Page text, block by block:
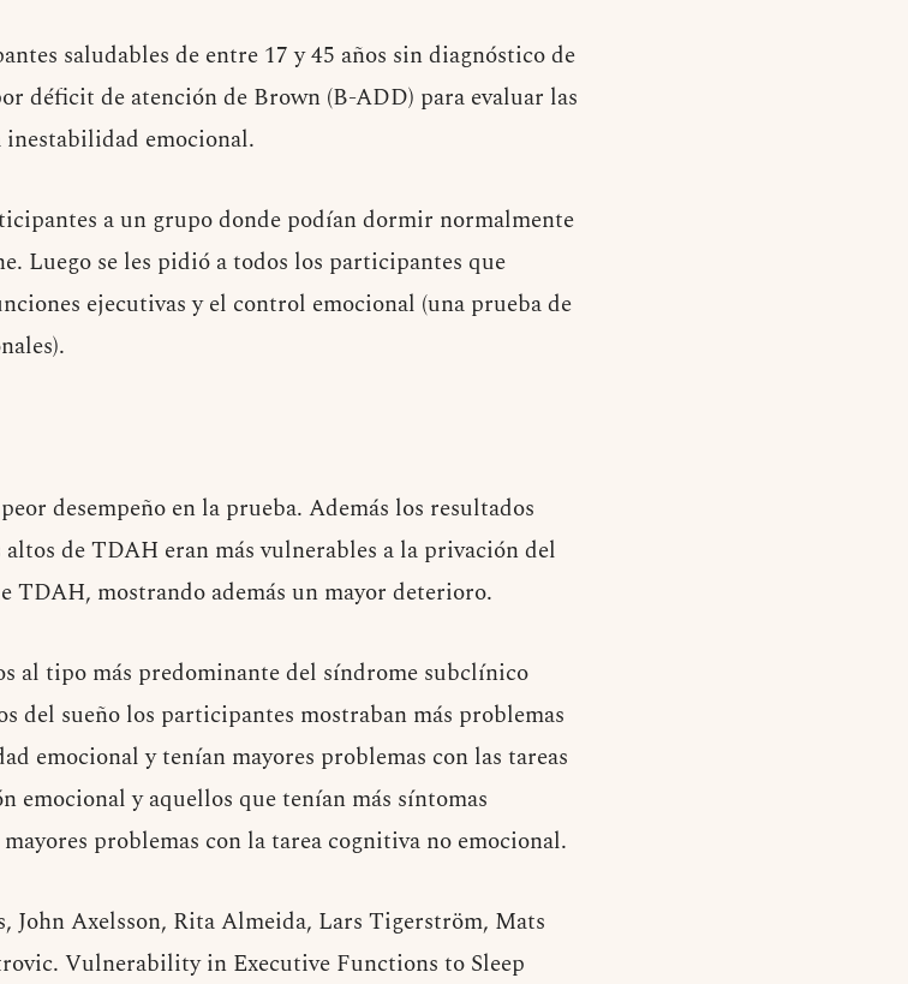
saludables de entre 17 y 45 años sin diagnóstico de
déficit de atención de Brown (B-ADD) para evaluar las
inestabilidad emocional.
a un grupo donde podían dormir normalmente
Luego se les pidió a todos los participantes que
ejecutivas y el control emocional (una prueba de
desempeño en la prueba. Además los resultados
de TDAH eran más vulnerables a la privación del
TDAH, mostrando además un mayor deterioro.
al tipo más predominante del síndrome subclínico
del sueño los participantes mostraban más problemas
emocional y tenían mayores problemas con las tareas
emocional y aquellos que tenían más síntomas
problemas con la tarea cognitiva no emocional.
John Axelsson, Rita Almeida, Lars Tigerström, Mats
Vulnerability in Executive Functions to Sleep